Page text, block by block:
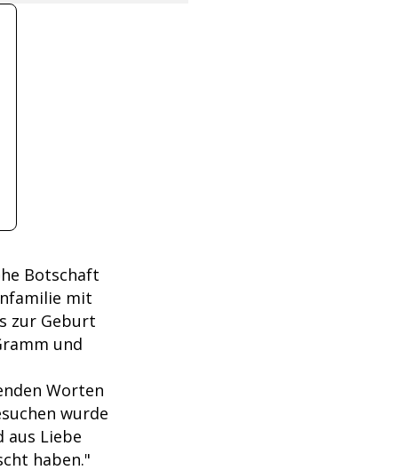
Botschaft
mit
zur Geburt
und
Worten
wurde
aus Liebe
haben."